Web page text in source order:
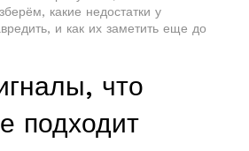
какие недостатки у
и как их заметить еще до
что
подходит